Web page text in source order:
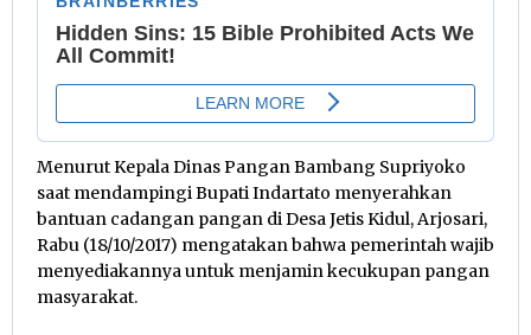
Menurut Kepala Dinas Pangan Bambang Supriyoko
saat mendampingi Bupati Indartato menyerahkan
bantuan cadangan pangan di Desa Jetis Kidul, Arjosari,
Rabu (18/10/2017) mengatakan bahwa pemerintah wajib
menyediakannya untuk menjamin kecukupan pangan
masyarakat.